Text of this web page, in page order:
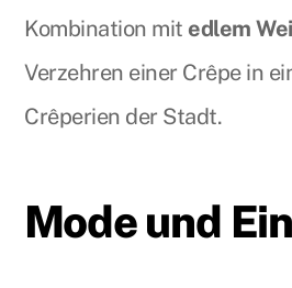
Kombination mit edlem
Verzehren einer Crêpe in
Crêperien der Stadt.
Mode und